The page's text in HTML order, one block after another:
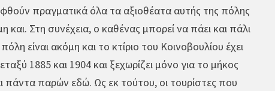
πραγματικά όλα τα αξιοθέατα αυτής της πόλης
και. Στη συνέχεια, ο καθένας μπορεί να πάει και πάλι
είναι ακόμη και το κτίριο του Κοινοβουλίου έχει
1885 και 1904 και ξεχωρίζει μόνο για το μήκος
πάντα παρών εδώ. Ως εκ τούτου, οι τουρίστες που